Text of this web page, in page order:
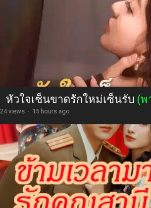
หัวใจเซ็นขาดรักใหม่เซ็นรับ (พ
24 views · 15 hours ago